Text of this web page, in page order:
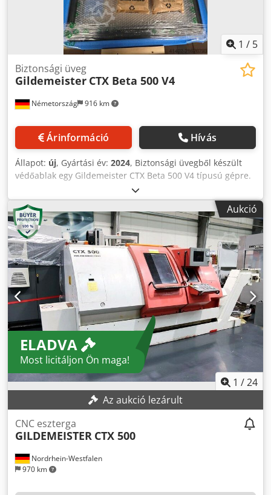
1 / 5
Németország 916 km
Biztonsági üveg
Gildemeister CTX Beta 500 V4
Árinformáció Hívás
Állapot: új, Gyártási év: 2024, Biztonsági üvegből készült
védőablak egy Gildemeister CTX Beta 500 V4 típusú gépre.
A termék eredeti csomagolásában, bontatlan és új
állapotban található. Dkedpfjyx U Sljx Abijr
Aukció
ELADVA
Most licitáljon Ön maga!
1 /24
Az aukció lezárult
Nordrhein-Westfalen
970 km
CNC eszterga
GILDEMEISTER CTX 500